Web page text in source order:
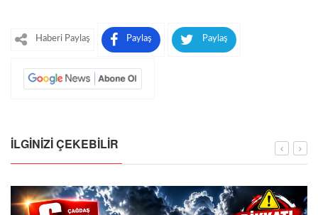
Haberi Paylaş Paylaş Paylaş
İLGINIZI ÇEKEBILIR